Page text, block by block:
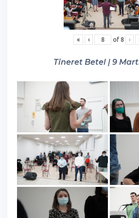
« ‹ of 8 ›
Tineret Betel | 9